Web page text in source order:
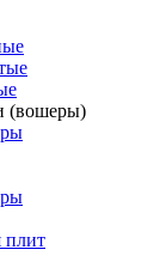
(вошеры)
плит